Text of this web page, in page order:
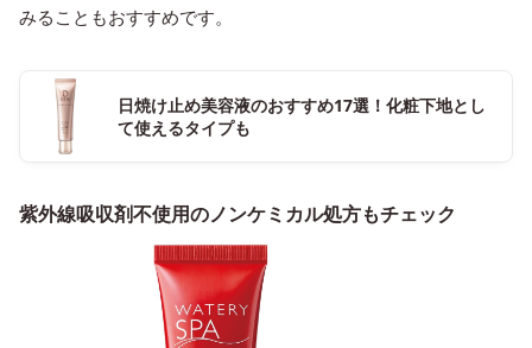
みることもおすすめです。
日焼け止め美容液のおすすめ17選！化粧下地とし
て使えるタイプも
紫外線吸収剤不使用のノンケミカル処方もチェック